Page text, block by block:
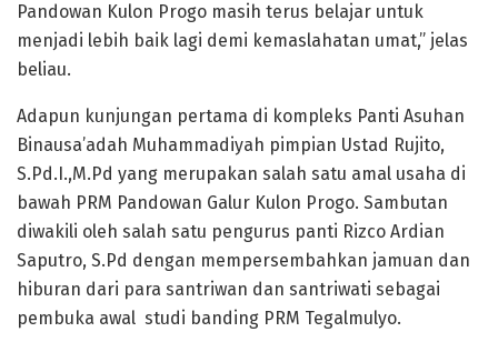
Pandowan Kulon Progo masih terus belajar untuk
menjadi lebih baik lagi demi kemaslahatan umat,” jelas
beliau.
Adapun kunjungan pertama di kompleks Panti Asuhan
Binausa’adah Muhammadiyah pimpian Ustad Rujito,
S.Pd.I.,M.Pd yang merupakan salah satu amal usaha di
bawah PRM Pandowan Galur Kulon Progo. Sambutan
diwakili oleh salah satu pengurus panti Rizco Ardian
Saputro, S.Pd dengan mempersembahkan jamuan dan
hiburan dari para santriwan dan santriwati sebagai
pembuka awal studi banding PRM Tegalmulyo.